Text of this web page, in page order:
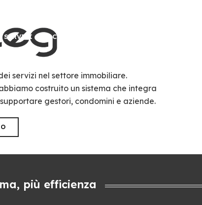
SERVIZI CONTATTI
servizi nel settore immobiliare.
costruito un sistema che integra
gestori, condomini e aziende.
più efficienza